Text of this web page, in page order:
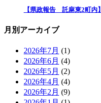
【県政報告 託麻東2町内】
月別アーカイブ
2026年7月 (1)
2026年6月 (4)
2026年5月 (2)
2026年4月 (4)
2026年2月 (9)